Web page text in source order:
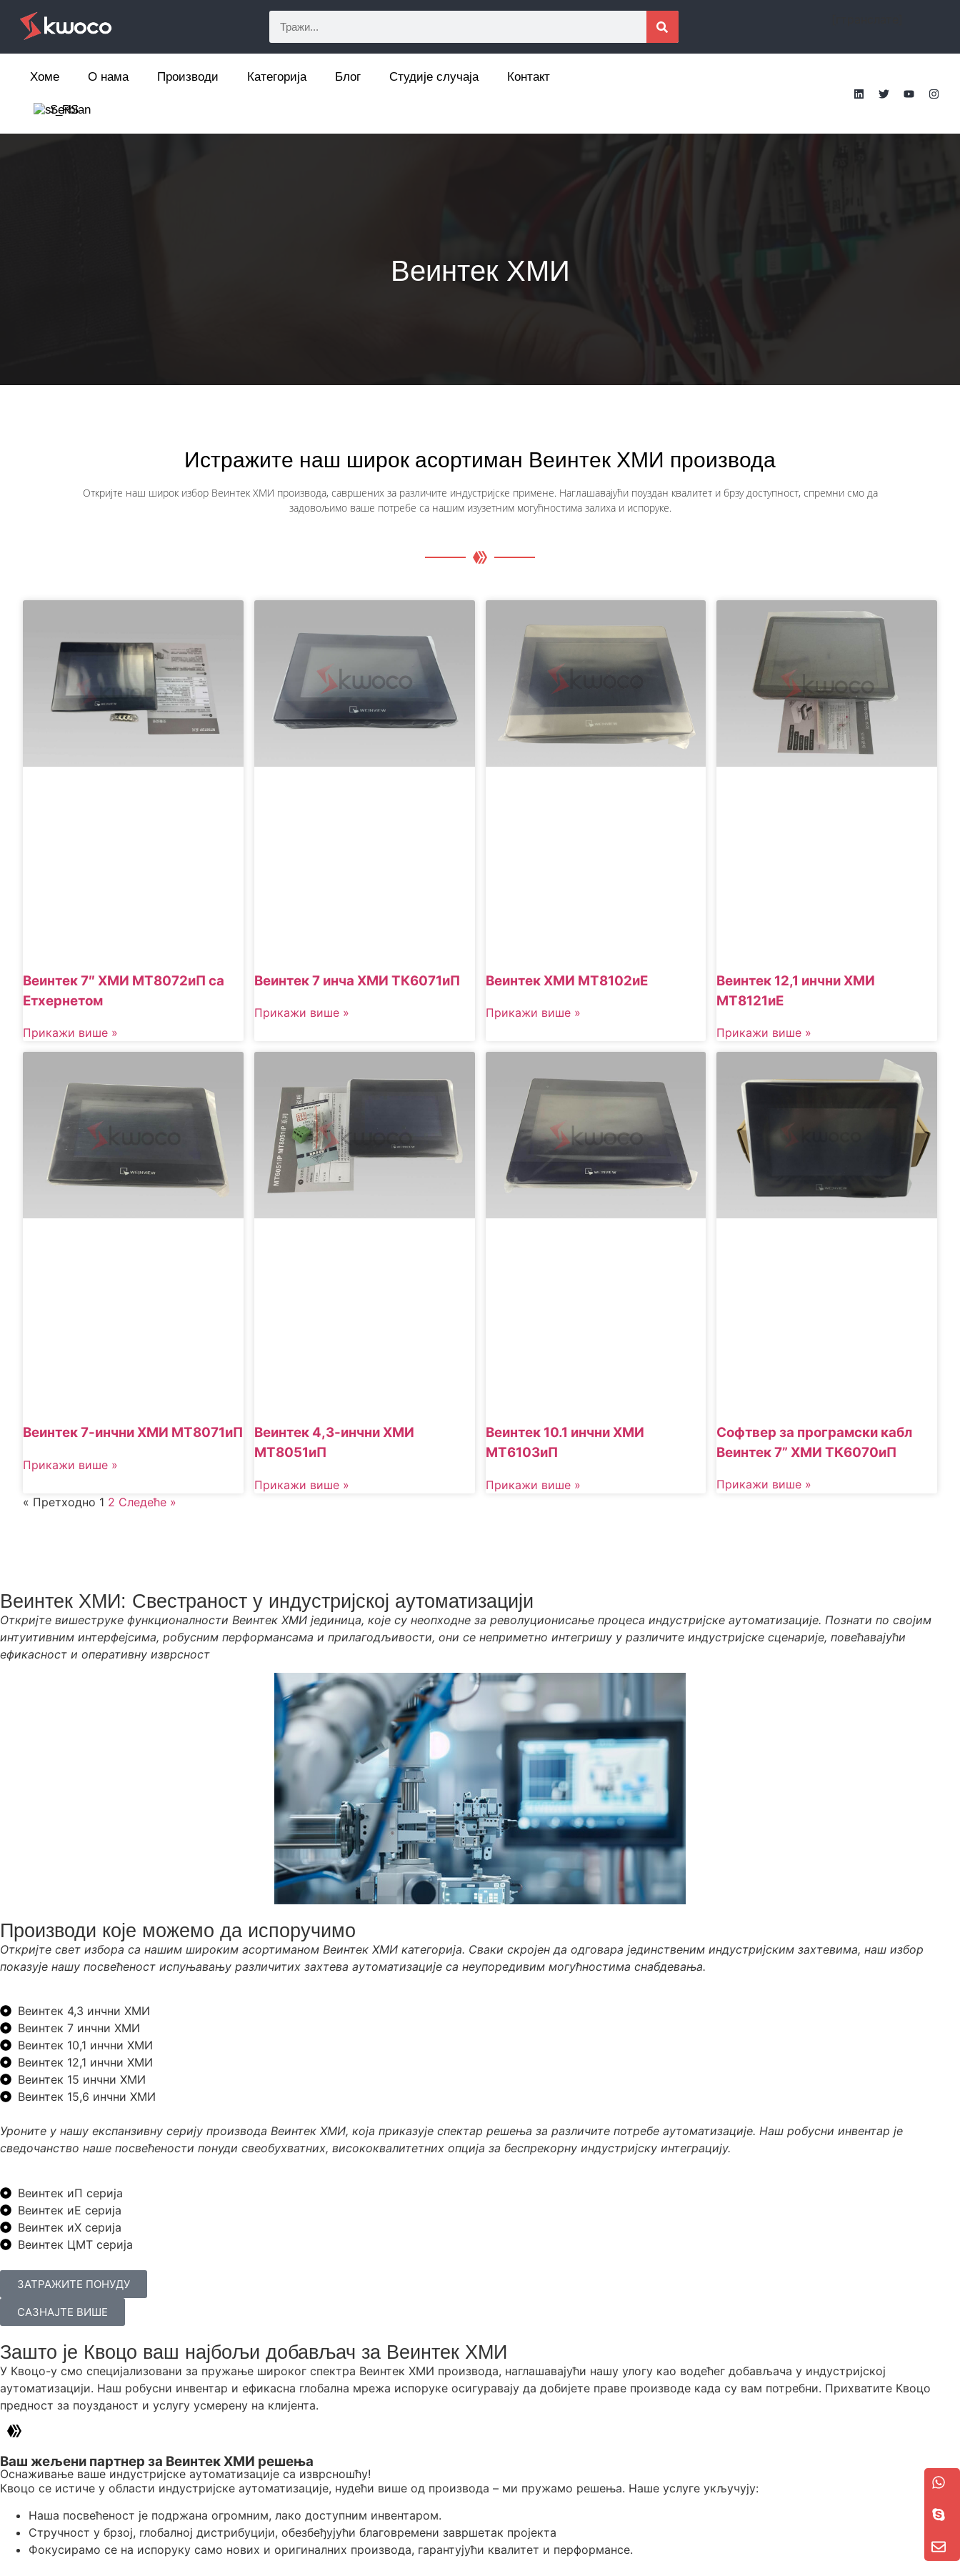
Хоме О нама Производи Категорија Блог Студије случаја Контакт
Serbian
Веинтек ХМИ
Истражите наш широк асортиман Веинтек ХМИ производа
Откријте наш широк избор Веинтек ХМИ производа, савршених за различите индустријске примене. Наглашавајући поуздан квалитет и брзу доступност, спремни смо да
задовољимо ваше потребе са нашим изузетним могућностима залиха и испоруке.
Веинтек 7″ ХМИ МТ8072иП са
Етхернетом
Прикажи више »
Веинтек 7 инча ХМИ ТК6071иП
Прикажи више »
Веинтек ХМИ МТ8102иЕ
Прикажи више »
Веинтек 12,1 инчни ХМИ
МТ8121иЕ
Прикажи више »
Веинтек 7-инчни ХМИ МТ8071иП
Прикажи више »
Веинтек 4,3-инчни ХМИ
МТ8051иП
Прикажи више »
Веинтек 10.1 инчни ХМИ
МТ6103иП
Прикажи више »
Софтвер за програмски кабл
Веинтек 7” ХМИ ТК6070иП
Прикажи више »
« Претходно 1 2 Следеће »
Веинтек ХМИ: Свестраност у индустријској аутоматизацији
Откријте вишеструке функционалности Веинтек ХМИ јединица, које су неопходне за револуционисање процеса индустријске аутоматизације. Познати по својим
интуитивним интерфејсима, робусним перформансама и прилагодљивости, они се неприметно интегришу у различите индустријске сценарије, повећавајући
ефикасност и оперативну изврсност
Производи које можемо да испоручимо
Откријте свет избора са нашим широким асортиманом Веинтек ХМИ категорија. Сваки скројен да одговара јединственим индустријским захтевима, наш избор
показује нашу посвећеност испуњавању различитих захтева аутоматизације са неупоредивим могућностима снабдевања.
Веинтек 4,3 инчни ХМИ
Веинтек 7 инчни ХМИ
Веинтек 10,1 инчни ХМИ
Веинтек 12,1 инчни ХМИ
Веинтек 15 инчни ХМИ
Веинтек 15,6 инчни ХМИ
Уроните у нашу експанзивну серију производа Веинтек ХМИ, која приказује спектар решења за различите потребе аутоматизације. Наш робусни инвентар је
сведочанство наше посвећености понуди свеобухватних, висококвалитетних опција за беспрекорну индустријску интеграцију.
Веинтек иП серија
Веинтек иЕ серија
Веинтек иХ серија
Веинтек ЦМТ серија
ЗАТРАЖИТЕ ПОНУДУ
САЗНАЈТЕ ВИШЕ
Зашто је Квоцо ваш најбољи добављач за Веинтек ХМИ
У Квоцо-у смо специјализовани за пружање широког спектра Веинтек ХМИ производа, наглашавајући нашу улогу као водећег добављача у индустријској
аутоматизацији. Наш робусни инвентар и ефикасна глобална мрежа испоруке осигуравају да добијете праве производе када су вам потребни. Прихватите Квоцо
предност за поузданост и услугу усмерену на клијента.
Ваш жељени партнер за Веинтек ХМИ решења
Оснаживање ваше индустријске аутоматизације са изврсношћу!
Квоцо се истиче у области индустријске аутоматизације, нудећи више од производа – ми пружамо решења. Наше услуге укључују:
Наша посвећеност је подржана огромним, лако доступним инвентаром.
Стручност у брзој, глобалној дистрибуцији, обезбеђујући благовремени завршетак пројекта
Фокусирамо се на испоруку само нових и оригиналних производа, гарантујући квалитет и перформансе.